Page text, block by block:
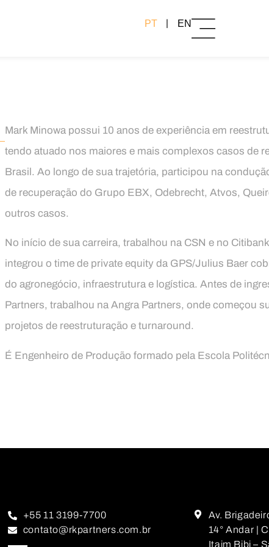
PT EN
Mark Minowa possui 10 anos de experiência em
tendo atuado nos maiores e mais complexos casos de
Brasil. Ao longo de sua trajetória, participou na
de recuperação do Grupo EBX, Odebrecht, Atvos,
outros casos.
No início de sua carreira, trabalhou na CSN e no
integrou o time de private equity da GPS/Julius Baer
do agronegócio, infraestrutura e logística. Antes de
Partners, trabalhou na Angra Partners, onde começou
projetos de reestruturação e turnaround.
É Engenheiro de Produção formado pela Escola
+55 11 3199-7700
contato@rkpartners.com.br
Av.
14° Andar |
Itaim Bibi –